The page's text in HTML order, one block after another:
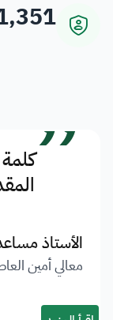
”
الأستاذ
معالي أمين